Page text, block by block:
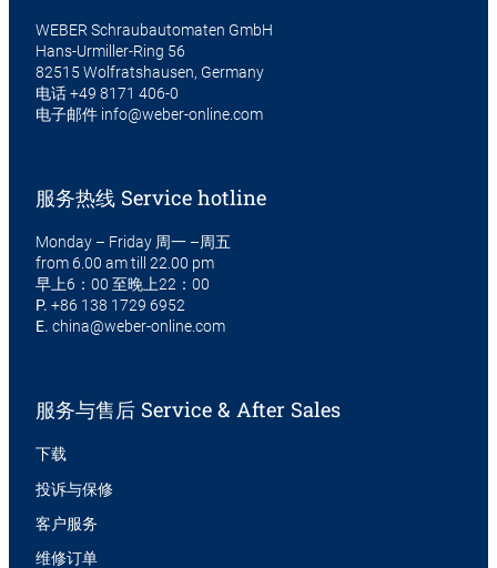
WEBER Schraubautomaten GmbH
Hans-Urmiller-Ring 56
82515 Wolfratshausen, Germany
电话 +49 8171 406-0
电子邮件 info@weber-online.com
服务热线 Service hotline
Monday – Friday 周一 –周五
from 6.00 am till 22.00 pm
早上6：00 至晚上22：00
P. +86 138 1729 6952
E. china@weber-online.com
服务与售后 Service & After Sales
下载
投诉与保修
客户服务
维修订单